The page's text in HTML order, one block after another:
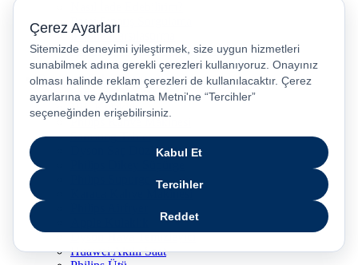
Pasaj Sipariş Sorgulama
iPhone Karşılaştırma
Televizyon (TV) Karşılaştırma
Telefon Sat
Popüler Marka Kategoriler
Samsung Telefonlar
JBL Kulaklık
Philips Kahve Makinesi
Samsung Tablet
Dyson Saç Düzleştirici
Dyson Hava Temizleyici
Huawei Akıllı Saat